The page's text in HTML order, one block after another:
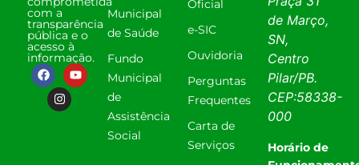
com a
transparência
pública e o
acesso à
informação.
Municipal
de Saúde
Fundo
Municipal
de
Assistência
Social
Oficial
e-SIC
Ouvidoria
Perguntas
Frequentes
Carta de
Serviços
de Março,
SN,
Centro
Pilar/PB.
CEP:58338-
000
Horário de